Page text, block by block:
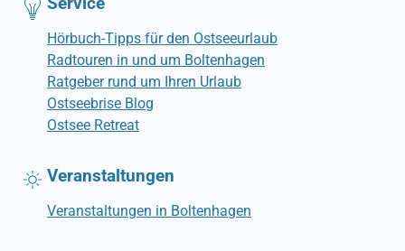
Hörbuch-Tipps für den Ostseeurlaub
Radtouren in und um Boltenhagen
Ratgeber rund um Ihren Urlaub
Ostseebrise Blog
Ostsee Retreat
Veranstaltungen
Veranstaltungen in Boltenhagen